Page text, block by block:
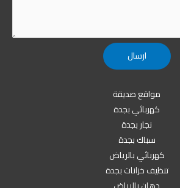
مواقع صديقة
كهربائي بجدة
نجار بجدة
سباك بجدة
كهربائي بالرياض
تنظيف خزانات بجدة